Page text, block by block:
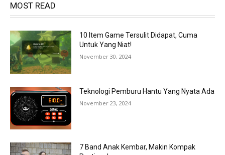
MOST READ
10 Item Game Tersulit Didapat, Cuma
Untuk Yang Niat!
November 30, 2024
Teknologi Pemburu Hantu Yang Nyata Ada
November 23, 2024
7 Band Anak Kembar, Makin Kompak